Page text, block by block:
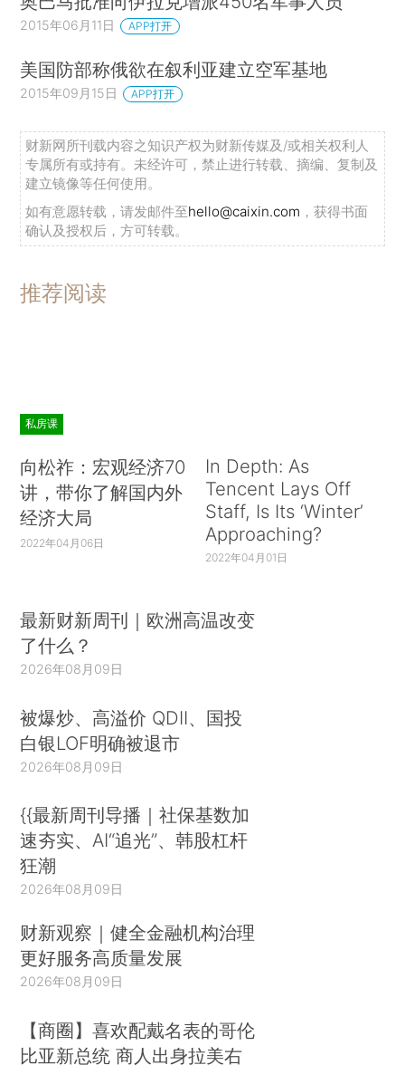
2015年06月11日 APP打开
美国防部称俄欲在叙利亚建立空军基地
2015年09月15日 APP打开
财新网所刊载内容之知识产权为财新传媒及/或相关权利人
专属所有或持有。未经许可，禁止进行转载、摘编、复制及
建立镜像等任何使用。
如有意愿转载，请发邮件至hello@caixin.com ，获得书面
确认及授权后，方可转载。
推荐阅读
私房课
向松祚：宏观经济70
讲，带你了解国内外
经济大局
2022年04月06日
In Depth: As
Tencent Lays Off
Staff, Is Its ‘Winter’
Approaching?
2022年04月01日
最新财新周刊｜欧洲高温改变
了什么？
2026年08月09日
被爆炒、高溢价 QDII、国投
白银LOF明确被退市
2026年08月09日
{{最新周刊导播｜社保基数加
速夯实、AI“追光”、韩股杠杆
狂潮
2026年08月09日
财新观察｜健全金融机构治理
更好服务高质量发展
2026年08月09日
【商圈】喜欢配戴名表的哥伦
比亚新总统 商人出身拉美右